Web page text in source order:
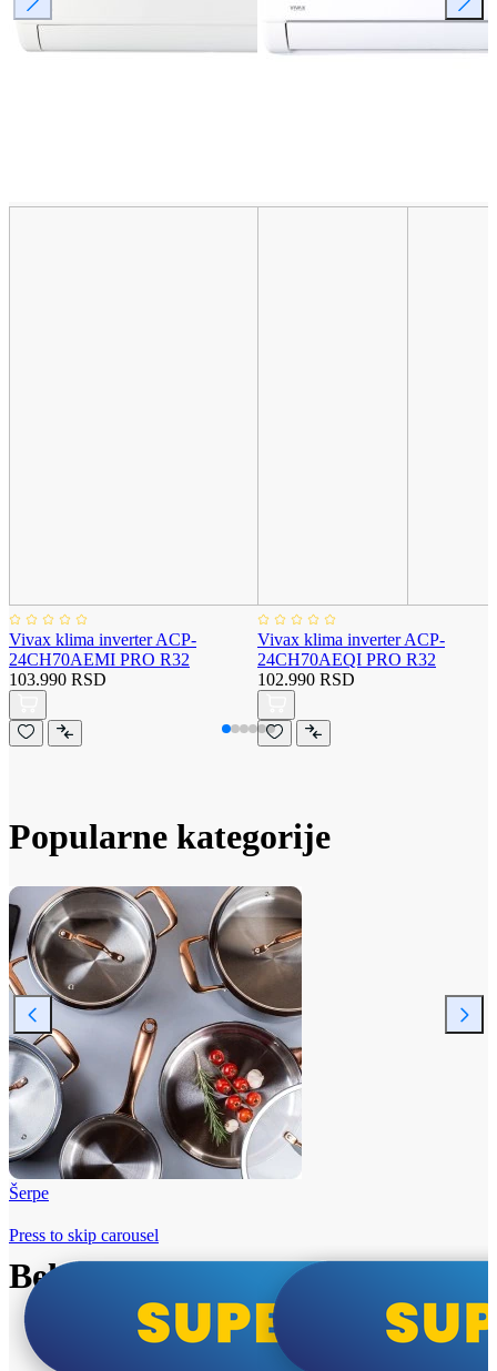
Vivax klima inverter ACP-
24CH70AEMI PRO R32
103.990 RSD
Vivax klima inverter ACP-
24CH70AEQI PRO R32
102.990 RSD
Popularne kategorije
Šerpe
Beko i Tesla super cene
Press to skip carousel